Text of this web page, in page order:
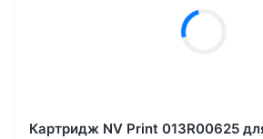
Картридж NV Print 013R00625